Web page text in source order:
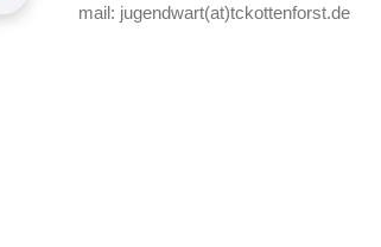
mail: jugendwart(at)tckottenforst.de